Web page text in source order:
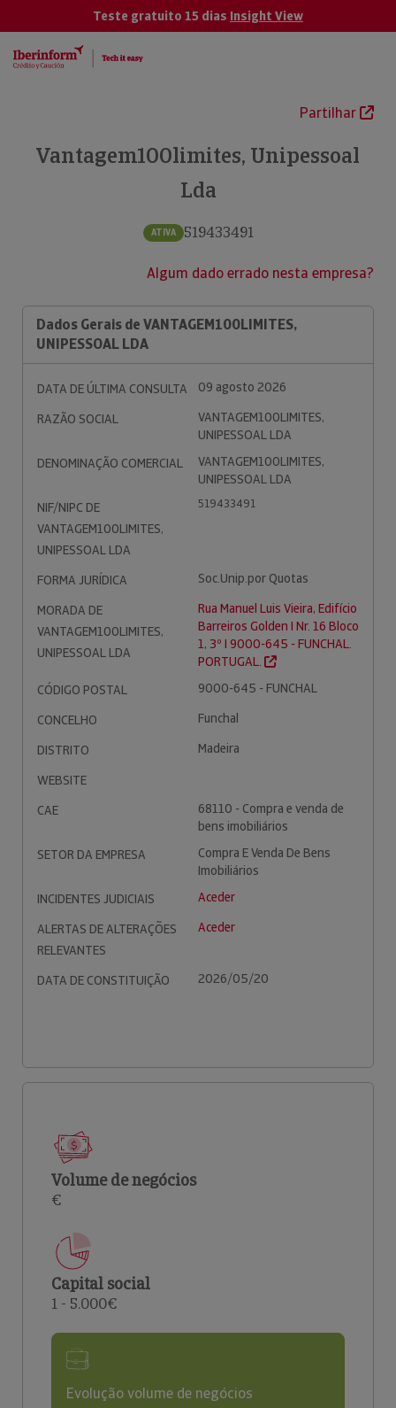
Teste gratuito 15 dias Insight View
Partilhar
Vantagem100limites, Unipessoal
Lda
ATIVA 519433491
Algum dado errado nesta empresa?
Dados Gerais de VANTAGEM100LIMITES,
UNIPESSOAL LDA
DATA DE ÚLTIMA CONSULTA
09 agosto 2026
RAZÃO SOCIAL
VANTAGEM100LIMITES,
UNIPESSOAL LDA
DENOMINAÇÃO COMERCIAL
VANTAGEM100LIMITES,
UNIPESSOAL LDA
NIF/NIPC DE
VANTAGEM100LIMITES,
UNIPESSOAL LDA
519433491
FORMA JURÍDICA
Soc.Unip.por Quotas
MORADA DE
VANTAGEM100LIMITES,
UNIPESSOAL LDA
Rua Manuel Luis Vieira, Edifício
Barreiros Golden I Nr. 16 Bloco
1, 3º I 9000-645 - FUNCHAL.
PORTUGAL.
CÓDIGO POSTAL
9000-645 - FUNCHAL
CONCELHO
Funchal
DISTRITO
Madeira
WEBSITE
CAE
68110 - Compra e venda de
bens imobiliários
SETOR DA EMPRESA
Compra E Venda De Bens
Imobiliários
INCIDENTES JUDICIAIS
Aceder
ALERTAS DE ALTERAÇÕES
RELEVANTES
Aceder
DATA DE CONSTITUIÇÃO 2026/05/20
Volume de negócios
€
Capital social
1 - 5.000€
Evolução volume de negócios